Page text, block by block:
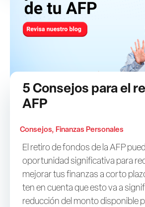
5 Consejos para el
AFP
Consejos, Finanzas Personales
El retiro de fondos de la AFP
oportunidad significativa para
mejorar tus finanzas a corto
ten en cuenta que esto va a
reducción del monto disponible